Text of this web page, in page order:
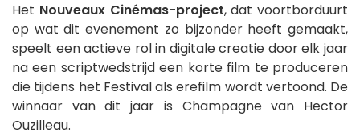
Het Nouveaux Cinémas-project, dat voortborduurt
op wat dit evenement zo bijzonder heeft gemaakt,
speelt een actieve rol in digitale creatie door elk jaar
na een scriptwedstrijd een korte film te produceren
die tijdens het Festival als erefilm wordt vertoond. De
winnaar van dit jaar is Champagne van Hector
Ouzilleau.